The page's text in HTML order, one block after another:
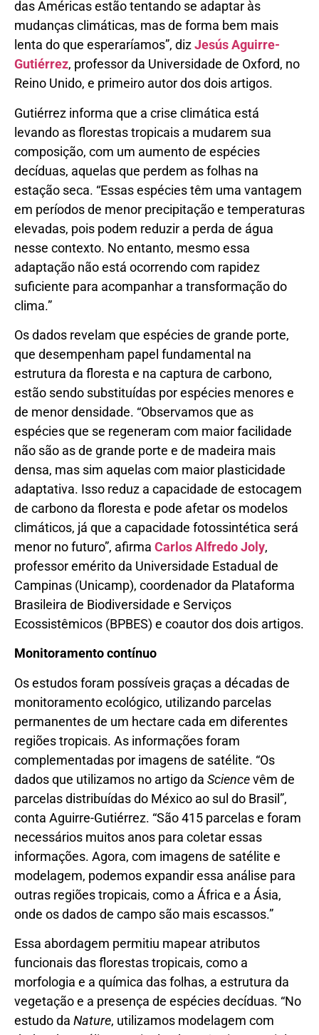
das Américas estão tentando se adaptar às
mudanças climáticas, mas de forma bem mais
lenta do que esperaríamos”, dizJesús Aguirre-
Gutiérrez, professor da Universidade de Oxford, no
Reino Unido, e primeiro autor dos dois artigos.
Gutiérrez informa que a crise climática está
levando as florestas tropicais a mudarem sua
composição, com um aumento de espécies
decíduas, aquelas que perdem as folhas na
estação seca. “Essas espécies têm uma vantagem
em períodos de menor precipitação e temperaturas
elevadas, pois podem reduzir a perda de água
nesse contexto. No entanto, mesmo essa
adaptação não está ocorrendo com rapidez
suficiente para acompanhar a transformação do
clima.”
Os dados revelam que espécies de grande porte,
que desempenham papel fundamental na
estrutura da floresta e na captura de carbono,
estão sendo substituídas por espécies menores e
de menor densidade. “Observamos que as
espécies que se regeneram com maior facilidade
não são as de grande porte e de madeira mais
densa, mas sim aquelas com maior plasticidade
adaptativa. Isso reduz a capacidade de estocagem
de carbono da floresta e pode afetar os modelos
climáticos, já que a capacidade fotossintética será
menor no futuro”, afirma Carlos Alfredo Joly,
professor emérito da Universidade Estadual de
Campinas (Unicamp), coordenador da Plataforma
Brasileira de Biodiversidade e Serviços
Ecossistêmicos (BPBES) e coautor dos dois artigos.
Monitoramento contínuo
Os estudos foram possíveis graças a décadas de
monitoramento ecológico, utilizando parcelas
permanentes de um hectare cada em diferentes
regiões tropicais. As informações foram
complementadas por imagens de satélite. “Os
dados que utilizamos no artigo da Sciencevêm de
parcelas distribuídas do México ao sul do Brasil”,
conta Aguirre-Gutiérrez. “São 415 parcelas e foram
necessários muitos anos para coletar essas
informações. Agora, com imagens de satélite e
modelagem, podemos expandir essa análise para
outras regiões tropicais, como a África e a Ásia,
onde os dados de campo são mais escassos.”
Essa abordagem permitiu mapear atributos
funcionais das florestas tropicais, como a
morfologia e a química das folhas, a estrutura da
vegetação e a presença de espécies decíduas. “No
estudo da Nature, utilizamos modelagem com